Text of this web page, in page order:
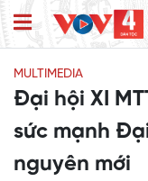
MULTIMEDIA
Đại hội XI
sức mạnh
nguyên mới